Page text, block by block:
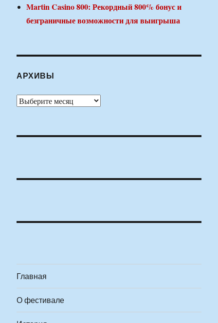
Martin Casino 800: Рекордный 800% бонус и
безграничные возможности для выигрыша
АРХИВЫ
Архивы
Главная
О фестивале